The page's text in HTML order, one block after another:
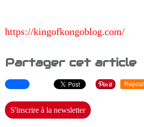
https://kingofkongoblog.com/
Partager cet article
Repost
S'inscrire à la newsletter